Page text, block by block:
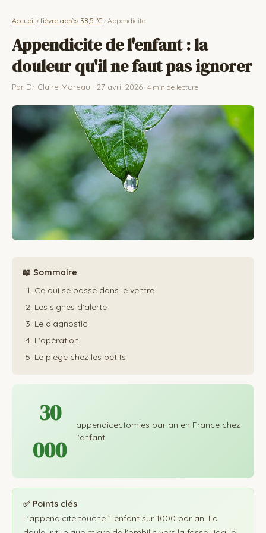
Accueil › fièvre après 38,5 °C › Appendicite
Appendicite de l'enfant : la
douleur qu'il ne faut pas ignorer
Par Dr Claire Moreau · 27 avril 2026 · 4 min de lecture
📖 Sommaire
Ce qui se passe dans le ventre
Les signes d'alerte
Le diagnostic
L'opération
Le piège chez les petits
30
000
appendicectomies par an en France chez
l'enfant
✅ Points clés
L'appendicite touche 1 enfant sur 1000 par an. La